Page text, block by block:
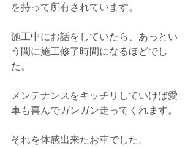
を持って所有されています。
施工中にお話をしていたら、あっとい
う間に施工修了時間になるほどでし
た。
メンテナンスをキッチリしていけば愛
車も喜んでガンガン走ってくれます。
それを体感出来たお車でした。